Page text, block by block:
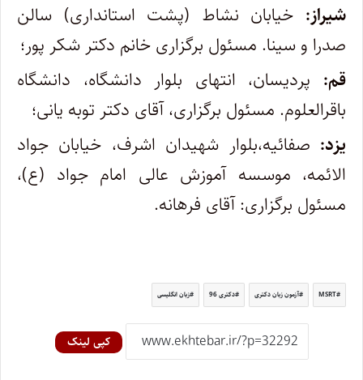
شیراز: خیابان نشاط (پشت استانداری) سالن
صدرا و سینا. مسئول برگزاری خانم دکتر شکر پور؛
قم: پردیسان، انتهای بلوار دانشگاه، دانشگاه
باقرالعلوم. مسئول برگزاری، آقای دکتر توبه یانی؛
یزد: صفائیه،بلوار شهیدان اشرف، خیابان جواد
الائمه، موسسه آموزش عالی امام جواد (ع)،
مسئول برگزاری: آقای فرهانه.
MSRT آزمون زبان دکتری دکتری 96 زبان انگلیسی
کپی لینک